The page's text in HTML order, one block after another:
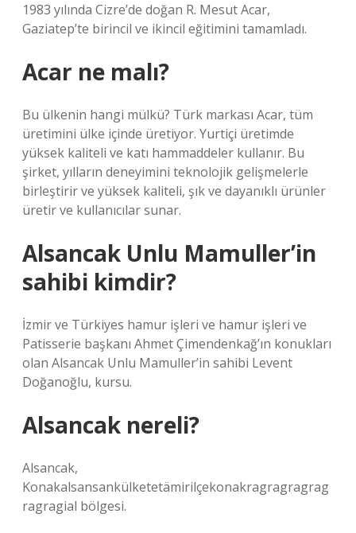
1983 yılında Cizre’de doğan R. Mesut Acar,
Gaziatep’te birincil ve ikincil eğitimini tamamladı.
Acar ne malı?
Bu ülkenin hangi mülkü? Türk markası Acar, tüm
üretimini ülke içinde üretiyor. Yurtiçi üretimde
yüksek kaliteli ve katı hammaddeler kullanır. Bu
şirket, yılların deneyimini teknolojik gelişmelerle
birleştirir ve yüksek kaliteli, şık ve dayanıklı ürünler
üretir ve kullanıcılar sunar.
Alsancak Unlu Mamuller’in
sahibi kimdir?
İzmir ve Türkiyes hamur işleri ve hamur işleri ve
Patisserie başkanı Ahmet Çimendenkağ’ın konukları
olan Alsancak Unlu Mamuller’in sahibi Levent
Doğanoğlu, kursu.
Alsancak nereli?
Alsancak,
Konakalsansankülketetämirilçekonakragragragrag
ragragial bölgesi.